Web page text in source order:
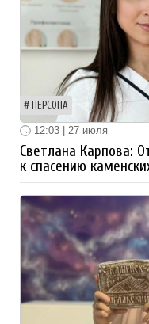
ПЕРСОНА
12:03 | 27 июля
Светлана Карпова:
к спасению